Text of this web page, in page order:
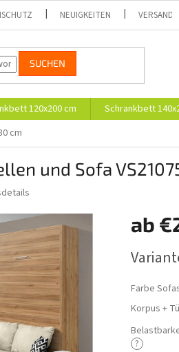
NEUIGKEITEN VERSAND
SUCHEN
120x200 cm Schrankbett
cm
und Sofa
ab
Farbe
Korpus +
?